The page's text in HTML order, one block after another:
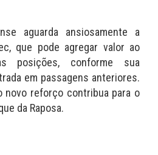
aguarda ansiosamente a
que pode agregar valor ao
posições, conforme sua
em passagens anteriores.
novo reforço contribua para o
da Raposa.